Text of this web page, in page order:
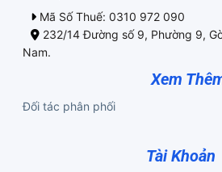
Mã Số Thuế: 0310 972 090
232/14 Đường số 9, Phường 9,
Nam.
Xem
Đối tác phân phối
Tài Khoản